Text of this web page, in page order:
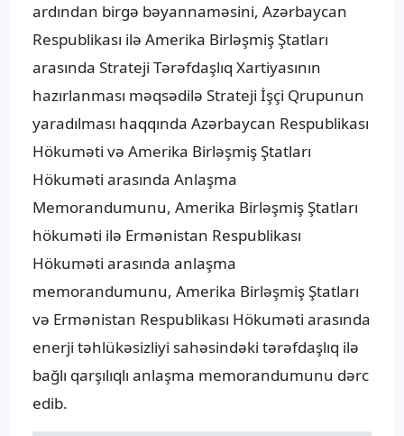
ardından birgə bəyannaməsini, Azərbaycan
Respublikası ilə Amerika Birləşmiş Ştatları
arasında Strateji Tərəfdaşlıq Xartiyasının
hazırlanması məqsədilə Strateji İşçi Qrupunun
yaradılması haqqında Azərbaycan Respublikası
Hökuməti və Amerika Birləşmiş Ştatları
Hökuməti arasında Anlaşma
Memorandumunu, Amerika Birləşmiş Ştatları
hökuməti ilə Ermənistan Respublikası
Hökuməti arasında anlaşma
memorandumunu, Amerika Birləşmiş Ştatları
və Ermənistan Respublikası Hökuməti arasında
enerji təhlükəsizliyi sahəsindəki tərəfdaşlıq ilə
bağlı qarşılıqlı anlaşma memorandumunu dərc
edib.